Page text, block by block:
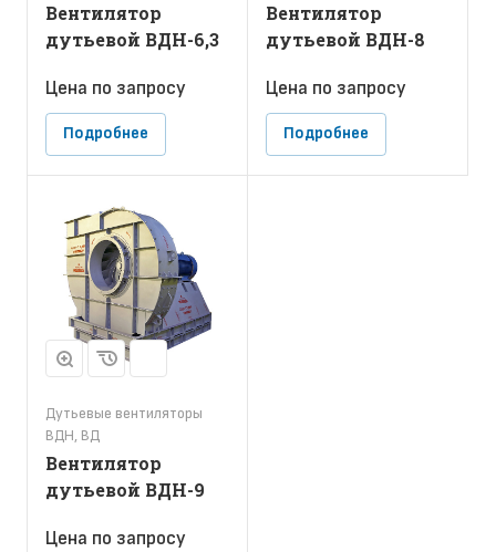
Вентилятор
дутьевой ВДН-6,3
Цена по запросу
Подробнее
Вентилятор
дутьевой ВДН-8
Цена по запросу
Подробнее
Дутьевые вентиляторы
ВДН, ВД
Вентилятор
дутьевой ВДН-9
Цена по запросу